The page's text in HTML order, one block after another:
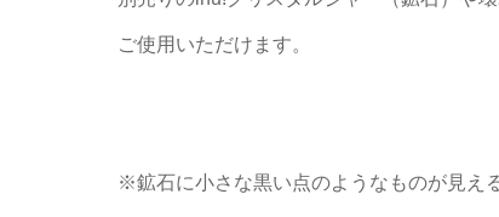
ご使用いただけます。
※鉱石に小さな黒い点のようなものが見え